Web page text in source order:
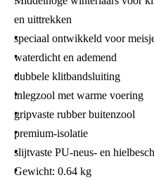
en uittrekken
speciaal ontwikkeld voor
waterdicht en ademend
dubbele klitbandsluiting
inlegzool met warme voering
gripvaste rubber buitenzool
premium-isolatie
slijtvaste PU-neus- en
Gewicht: 0.64 kg